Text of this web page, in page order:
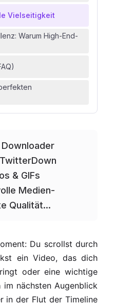
Vielseitigkeit
Warum High-End-
& GIFs
Medien-
Qualität...
Du scrollst durch
ein Video, das dich
oder eine wichtige
nächsten Augenblick
in der Flut der Timeline